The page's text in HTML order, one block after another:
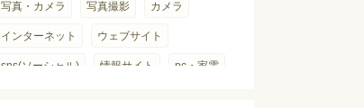
写真・カメラ 写真撮影 カメラ
インターネット ウェブサイト
sns(ソーシャル) 情報サイト pc・家電